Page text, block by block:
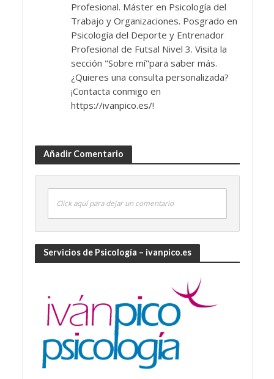
Profesional. Máster en Psicología del
Trabajo y Organizaciones. Posgrado en
Psicología del Deporte y Entrenador
Profesional de Futsal Nivel 3. Visita la
sección "Sobre mí"para saber más.
¿Quieres una consulta personalizada?
¡Contacta conmigo en
https://ivanpico.es/!
Añadir Comentario
Click aquí para dejar un comentario
Servicios de Psicología – ivanpico.es